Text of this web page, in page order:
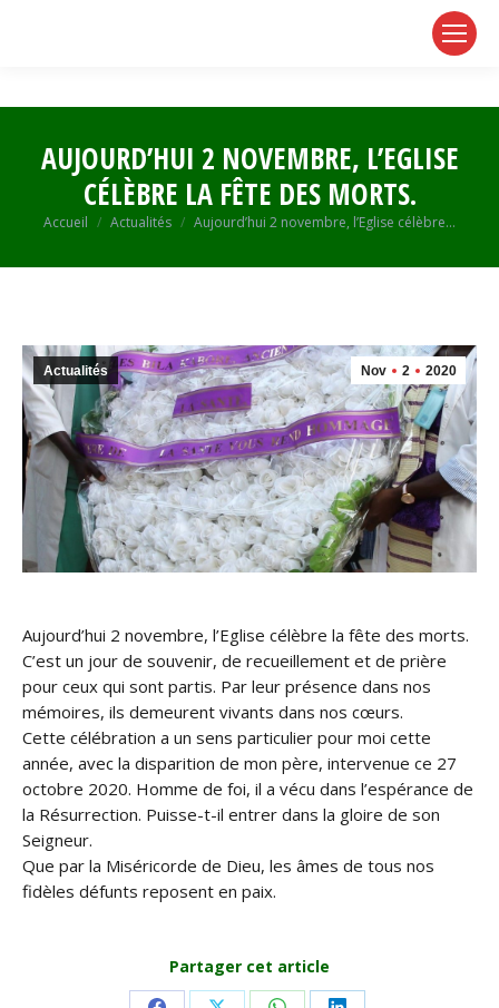
AUJOURD’HUI 2 NOVEMBRE, L’EGLISE
CÉLÈBRE LA FÊTE DES MORTS.
Vous êtes ici :
Accueil Actualités Aujourd’hui 2 novembre, l’Eglise célèbre…
Nov 2 2020
Actualités
Aujourd’hui 2 novembre, l’Eglise célèbre la fête des morts.
C’est un jour de souvenir, de recueillement et de prière
pour ceux qui sont partis. Par leur présence dans nos
mémoires, ils demeurent vivants dans nos cœurs.
Cette célébration a un sens particulier pour moi cette
année, avec la disparition de mon père, intervenue ce 27
octobre 2020. Homme de foi, il a vécu dans l’espérance de
la Résurrection. Puisse-t-il entrer dans la gloire de son
Seigneur.
Que par la Miséricorde de Dieu, les âmes de tous nos
fidèles défunts reposent en paix.
Partager cet article